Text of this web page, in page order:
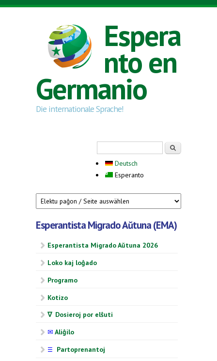
Skip to main content
Espera
nto en
Germanio
Die internationale Sprache!
Deutsch
Esperanto
Esperantista Migrado Aŭtuna (EMA)
Esperantista Migrado Aŭtuna 2026
Loko kaj loĝado
Programo
Kotizo
∇ Dosieroj por elŝuti
✉ Aliĝilo
☰ Partoprenantoj